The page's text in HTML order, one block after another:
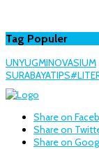
Tag Populer
UNYUGMINOVASIUM
SURABAYATIPS
Share on
Share on
Share on